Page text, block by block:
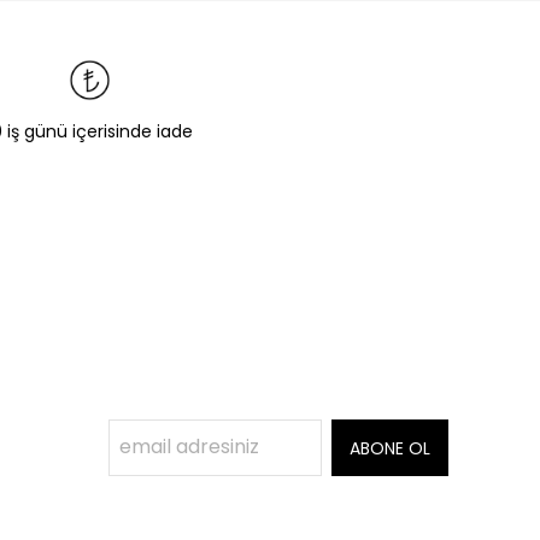
iş günü içerisinde iade
ABONE OL